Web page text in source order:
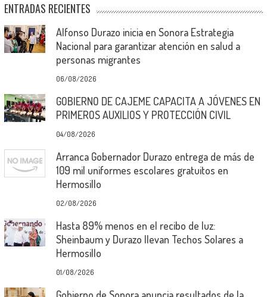
ENTRADAS RECIENTES
Alfonso Durazo inicia en Sonora Estrategia
Nacional para garantizar atención en salud a
personas migrantes
06/08/2026
GOBIERNO DE CAJEME CAPACITA A JÓVENES EN
PRIMEROS AUXILIOS Y PROTECCIÓN CIVIL
04/08/2026
Arranca Gobernador Durazo entrega de más de
109 mil uniformes escolares gratuitos en
Hermosillo
02/08/2026
Hasta 89% menos en el recibo de luz:
Sheinbaum y Durazo llevan Techos Solares a
Hermosillo
01/08/2026